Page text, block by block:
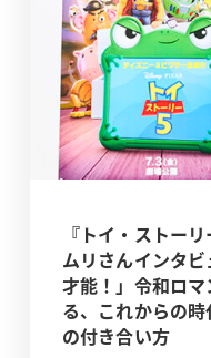
『トイ・ストー
ムリさんインタビ
才能！」令和ロ
る、これからの
の付き合い方